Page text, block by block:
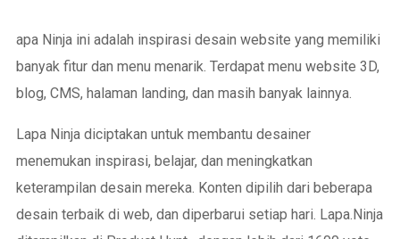
apa Ninja ini adalah inspirasi desain website yang memiliki
banyak fitur dan menu menarik. Terdapat menu website 3D,
blog, CMS, halaman landing, dan masih banyak lainnya.
Lapa Ninja diciptakan untuk membantu desainer
menemukan inspirasi, belajar, dan meningkatkan
keterampilan desain mereka. Konten dipilih dari beberapa
desain terbaik di web, dan diperbarui setiap hari. Lapa.Ninja